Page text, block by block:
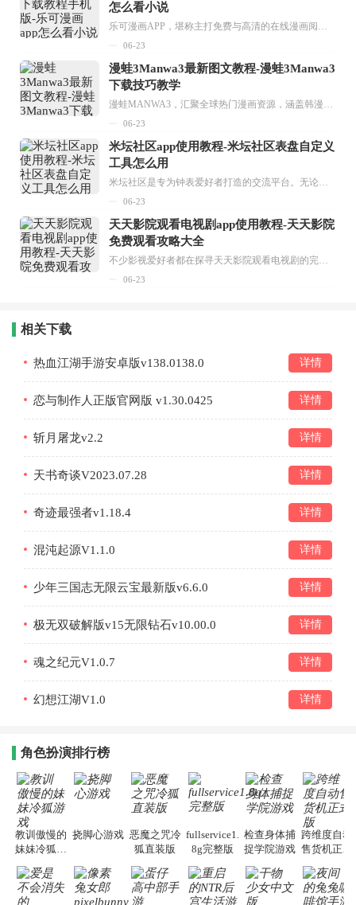
怎么看小说
乐可漫画APP，堪称主打免费与高清的在线漫画阅读神器。其官方版提供海量完整版漫画资源，无论是国内漫画，还是日漫、韩漫、台漫、美漫等国外漫画，应有尽有，随时供你阅读。只需轻点一下，便能直接进入阅读界面。不仅如此，乐可漫画最新版本更新速度极快，在这里，你总能抢先看到全网一手漫画章节内容！...
06-23
漫蛙3Manwa3最新图文教程-漫蛙3Manwa3
下载技巧教学
漫蛙MANWA3，汇聚全球热门漫画资源，涵盖韩漫、欧美漫画、国漫等多种类型，题材丰富多样，全方位满足用户阅读喜好。它不仅是阅读平台，更是创作平台，为广大用户打造零门槛创作环境。...
06-23
米坛社区app使用教程-米坛社区表盘自定义
工具怎么用
米坛社区是专为钟表爱好者打造的交流平台。无论你是初涉钟表领域的普通爱好者，还是拥有多年收藏经验的资深玩家，都能在此找到属于自己的天地。 无需注册，就能轻松参与其中。通过专业的讨论论坛与丰富的交互功能，你可与世界各地的钟表爱好者畅快交流。若你钟情于钟表，米坛社区无疑是值得一试的理想之选。在这里，你能获取最新的手表资讯，交流见解，提升鉴赏品味，让每一块手表都成为收藏故事中重要的一部分。感兴趣的朋友，不要错过下载机会。...
06-23
天天影院观看电视剧app使用教程-天天影院
免费观看攻略大全
不少影视爱好者都在探寻天天影院观看电视剧的完整方法，结合最新平台使用规则，本篇新手入门攻略全面讲解观看渠道、检索流程、播放设置以及画面模式调整等实用内容。全文适配手机、电脑等主流设备，步骤简洁易懂，无论是初次使用的新手，还是想要优化观影体验的用户，都能参照内容快速上手，熟练掌握平台各项操作技巧，轻松畅享影视内容。...
06-23
相关下载
热血江湖手游安卓版v138.0138.0 详情
恋与制作人正版官网版 v1.30.0425 详情
斩月屠龙v2.2 详情
天书奇谈V2023.07.28 详情
奇迹最强者v1.18.4 详情
混沌起源V1.1.0 详情
少年三国志无限云宝最新版v6.6.0 详情
极无双破解版v15无限钻石v10.00.0 详情
魂之纪元V1.0.7 详情
幻想江湖V1.0 详情
角色扮演排行榜
教训傲慢的
妹妹冷狐游
挠脚心游戏 恶魔之咒冷
狐直装版
fullservice1.
8g完整版
检查身体捕
捉学院游戏
跨维度自动
售货机正式